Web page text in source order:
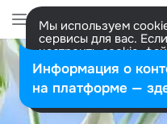
Мы используем
сервисы для вас.
настроить cookie-
представитель.
Разрешить все
Информация о
на платформе —